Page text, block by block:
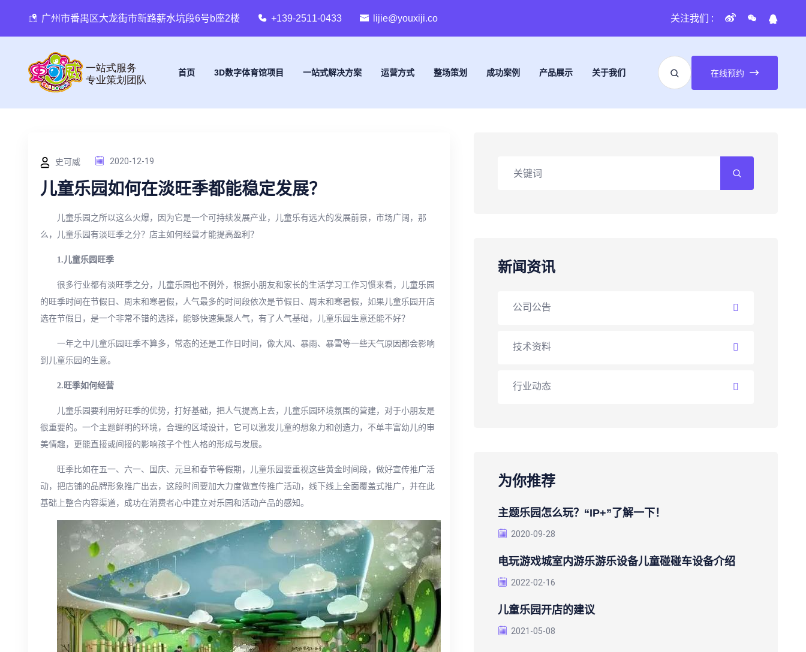
广州市番禺区大龙街市新路薪水坑段6号b座2楼 +139-2511-0433 lijie@youxiji.co 关注我们 :
首页 3D数字体育馆项目 一站式解决方案 运营方式 整场策划 成功案例 产品展示 关于我们 在线预约
史可威 2020-12-19
儿童乐园如何在淡旺季都能稳定发展？
儿童乐园之所以这么火爆，因为它是一个可持续发展产业，儿童乐有远大的发展前景，市场广阔，那
么，儿童乐园有淡旺季之分？店主如何经营才能提高盈利？
1.儿童乐园旺季
很多行业都有淡旺季之分，儿童乐园也不例外，根据小朋友和家长的生活学习工作习惯来看，儿童乐园
的旺季时间在节假日、周末和寒暑假，人气最多的时间段依次是节假日、周末和寒暑假，如果儿童乐园开店
选在节假日，是一个非常不错的选择，能够快速集聚人气，有了人气基础，儿童乐园生意还能不好？
一年之中儿童乐园旺季不算多，常态的还是工作日时间，像大风、暴雨、暴雪等一些天气原因都会影响
到儿童乐园的生意。
2.旺季如何经营
儿童乐园要利用好旺季的优势，打好基础，把人气提高上去，儿童乐园环境氛围的营建，对于小朋友是
很重要的。一个主题鲜明的环境，合理的区域设计，它可以激发儿童的想象力和创造力，不单丰富幼儿的审
美情趣，更能直接或间接的影响孩子个性人格的形成与发展。
旺季比如在五一、六一、国庆、元旦和春节等假期，儿童乐园要重视这些黄金时间段，做好宣传推广活
动，把店铺的品牌形象推广出去，这段时间要加大力度做宣传推广活动，线下线上全面覆盖式推广，并在此
基础上整合内容渠道，成功在消费者心中建立对乐园和活动产品的感知。
新闻资讯
公司公告
技术资料
行业动态
为你推荐
主题乐园怎么玩？“IP+”了解一下！
2020-09-28
电玩游戏城室内游乐游乐设备儿童碰碰车设备介绍
2022-02-16
儿童乐园开店的建议
2021-05-08